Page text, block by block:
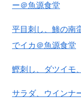
ー＠魚源食堂
平目刺し、鯵の南
でイカ＠魚源食堂
鰹刺し、ダツイモ
サラダ、ウインナ